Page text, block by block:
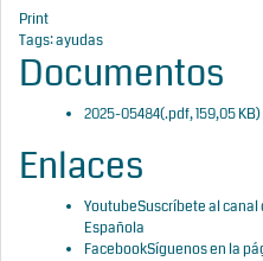
Print
Tags:ayudas
Documentos
2025-05484(.pdf,159,05 KB
Enlaces
YoutubeSuscríbete al canal
Española
FacebookSíguenos en la